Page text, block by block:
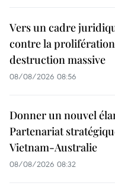
Vers un cadre
contre la
destruction massive
08/08/2026 08:56
Donner un nouvel
Partenariat
Vietnam-Australie
08/08/2026 08:32